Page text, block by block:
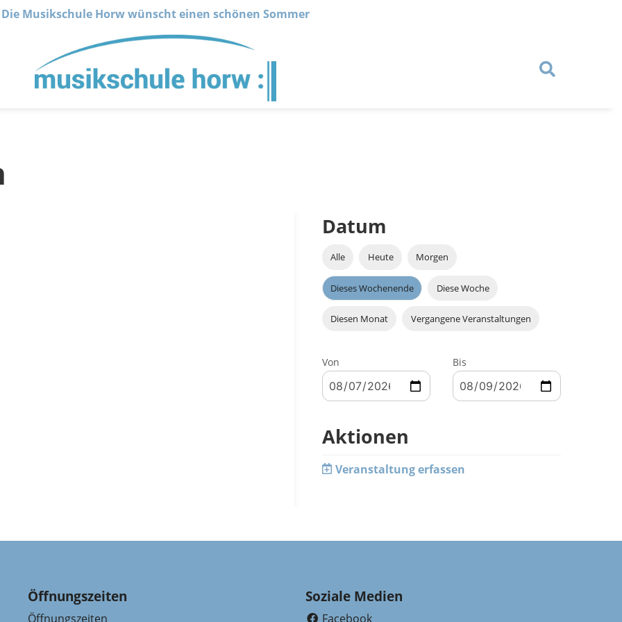
Die Musikschule Horw wünscht einen schönen Sommer
Datum
Alle Heute Morgen
Dieses Wochenende Diese Woche
Diesen Monat Vergangene Veranstaltungen
Von Bis
Aktionen
Veranstaltung erfassen
Öffnungszeiten
Öffnungszeiten
Soziale Medien
Facebook